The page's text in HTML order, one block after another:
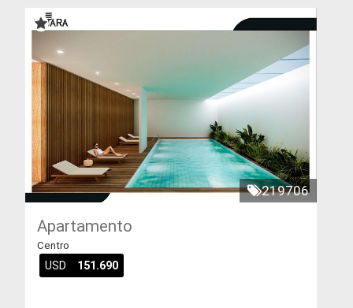
219706
Apartamento
Centro
USD 151.690